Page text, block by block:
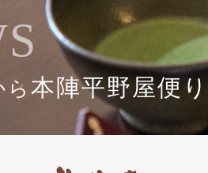
本陣平野屋便り